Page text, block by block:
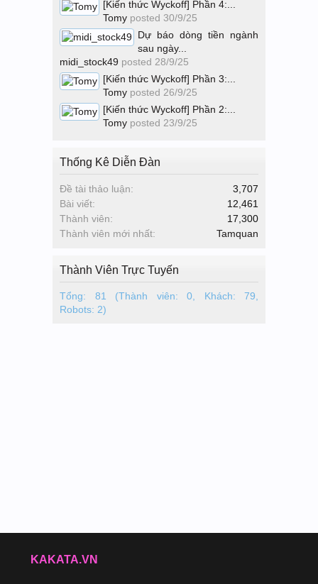
[Kiến thức Wyckoff] Phần 4:...
Tomy posted 30/9/25
Dự báo dòng tiền ngành
sau ngày...
midi_stock49 posted 28/9/25
[Kiến thức Wyckoff] Phần 3:...
Tomy posted 26/9/25
[Kiến thức Wyckoff] Phần 2:...
Tomy posted 23/9/25
Thống Kê Diễn Đàn
Đề tài thảo luận:
3,707
Bài viết:
12,461
Thành viên:
17,300
Thành viên mới nhất:
Tamquan
Thành Viên Trực Tuyến
Tổng: 81 (Thành viên: 0, Khách: 79,
Robots: 2)
KAKATA.VN